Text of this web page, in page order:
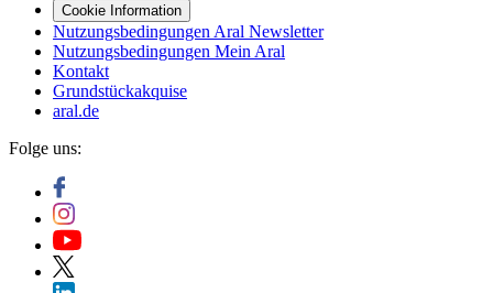
Cookie Information
Nutzungsbedingungen Aral Newsletter
Nutzungsbedingungen Mein Aral
Kontakt
Grundstückakquise
aral.de
Folge uns: